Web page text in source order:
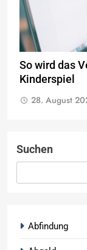
So wird das
Kinderspiel
28. August
Suchen
Abfindung